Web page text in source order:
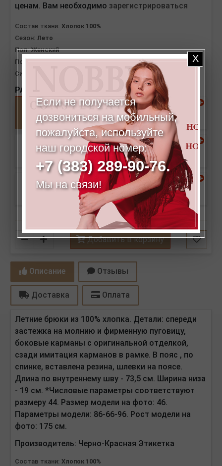
ценам. Вам необходимо зарегистрироваться
Состав ткани: Хлопок 100%
Сезон: Лето
Пол: Женский
Посадка: Высокая
Силуэт:
Зауженные книзу, свободного облегания
РАЗМЕРЫ:
44 46
48
52 54
Количество Добавить в корзину
Описание Отзывы
Доставка Оплата
Летние брюки из 100% хлопка. Детали: спереди
застежка на молнию и фирменную пуговицу,
боковые карманы с оригинальной отделкой,
сзади имитация карманов в рамке. В пояс , по
спинке, вставлена резина, шлевки на поясе.
Длина по внутреннему шву - 73,5 см. Ширина низа
- 19 см. *Числовые параметры соответствуют
размеру 44. Размер модели на фото: 46.
Параметры модели: 86-66-96. Рост модели на
фото: 175 см.
Производитель: Черно-Красная Этикетка
Состав ткани: Хлопок 100%
Если не получается
дозвониться на мобильный,
пожалуйста, используйте
наш городской номер:
+7 (383) 289-90-76.
Мы на связи!